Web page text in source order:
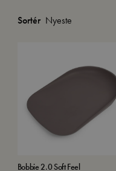
Sortér
Bobbie 2.0 Soft Feel